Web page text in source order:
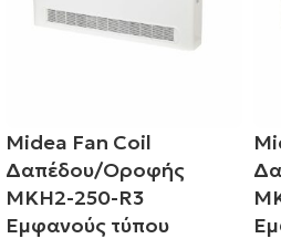
Midea Fan Coil
Δαπέδου/Οροφής
MKH2-250-R3
Εμφανούς τύπου